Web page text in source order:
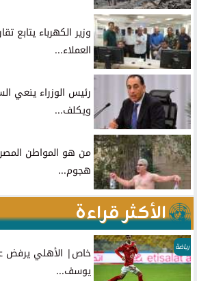
وزير الكهرباء يتابع
العملاء...
رئيس الوزراء ينعي
ويكلف...
من هو المواطن
هجوم...
الأكثر قراءة
رياضة
خاص| الأهلي يرفض
يوسف...